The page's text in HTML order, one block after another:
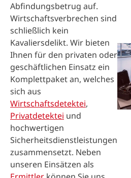
Abfindungsbetrug auf.
Wirtschaftsverbrechen sind
schließlich kein
Kavaliersdelikt. Wir bieten
Ihnen für den privaten oder
geschäftlichen Einsatz ein
Komplettpaket an, welches
sich aus
Wirtschaftsdetektei,
Privatdetektei und
hochwertigen
Sicherheitsdienstleistungen
zusammensetzt. Neben
unseren Einsätzen als